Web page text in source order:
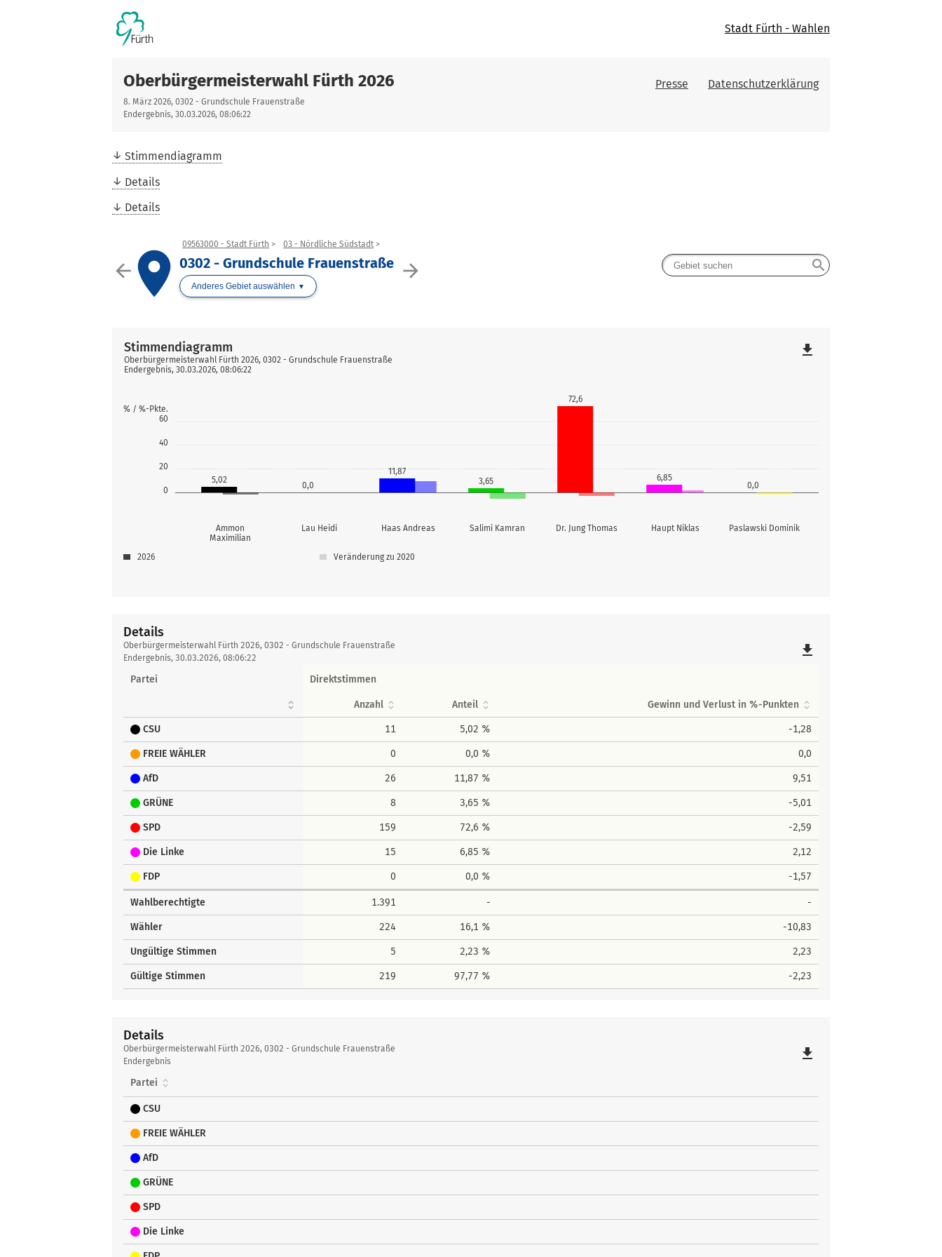
Stadt Fürth - Wahlen
Oberbürgermeisterwahl Fürth 2026
8. März 2026, 0302 - Grundschule Frauenstraße
Endergebnis, 30.03.2026, 08:06:22
Presse Datenschutzerklärung
Stimmendiagramm
Details
Details
arrow_back arrow_forward
place
09563000 - Stadt Fürth 03 - Nördliche Südstadt
0302 - Grundschule Frauenstraße
Anderes Gebiet auswählen
search
0
20
40
60
% / %-Pkte.
Ammon
Maximilian
Lau Heidi Haas Andreas Salimi Kamran Dr. Jung Thomas Haupt Niklas Paslawski Dominik
5,02
0,0
11,87
3,65
72,6
6,85
0,0
Stimmendiagramm
Oberbürgermeisterwahl Fürth 2026, 0302 - Grundschule Frauenstraße
Endergebnis, 30.03.2026, 08:06:22
2026 Veränderung zu 2020
file_download
Details
Details
Oberbürgermeisterwahl Fürth 2026, 0302 - Grundschule Frauenstraße
Endergebnis, 30.03.2026, 08:06:22
file_download
Partei Direktstimmen
Anzahl Anteil Gewinn und Verlust in %-Punkten
CSU 11 5,02 % -1,28
FREIE WÄHLER 0 0,0 % 0,0
AfD 26 11,87 % 9,51
GRÜNE 8 3,65 % -5,01
SPD 159 72,6 % -2,59
Die Linke 15 6,85 % 2,12
FDP 0 0,0 % -1,57
Wahlberechtigte 1.391 - -
Wähler 224 16,1 % -10,83
Ungültige Stimmen 5 2,23 % 2,23
Gültige Stimmen 219 97,77 % -2,23
Details
Details
Oberbürgermeisterwahl Fürth 2026, 0302 - Grundschule Frauenstraße
Endergebnis
file_download
Partei
CSU
FREIE WÄHLER
AfD
GRÜNE
SPD
Die Linke